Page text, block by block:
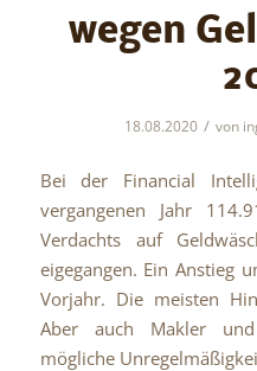
wegen
18.08.2020 / von
Bei der Financial
vergangenen Jahr
Verdachts auf
eigegangen. Ein Anstieg
Vorjahr. Die meisten
Aber auch Makler
mögliche